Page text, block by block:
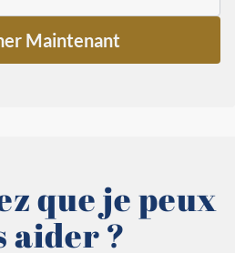
Maintenant
que je peux
aider ?